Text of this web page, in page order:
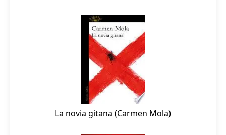
La novia gitana (Carmen Mola)